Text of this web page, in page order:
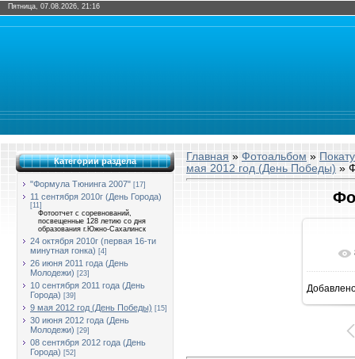
Пятница, 07.08.2026, 21:16
Категории раздела
"Формула Тюнинга 2007" [17]
11 сентября 2010г (День Города)
[11]
Фотоотчет с соревнований,
посвещенные 128 летию со дня
образования г.Южно-Сахалинск
24 октября 2010г (первая 16-ти
минутная гонка) [4]
26 июня 2011 года (День
Молодежи) [23]
10 сентября 2011 года (День
Города) [39]
9 мая 2012 год (День Победы) [15]
30 июня 2012 года (День
Молодежи) [29]
08 сентября 2012 года (День
Города) [52]
Главная » Фотоальбом »
мая 2012 год (День Победы) »